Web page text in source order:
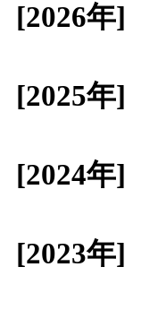
[2026年]
[2025年]
[2024年]
[2023年]